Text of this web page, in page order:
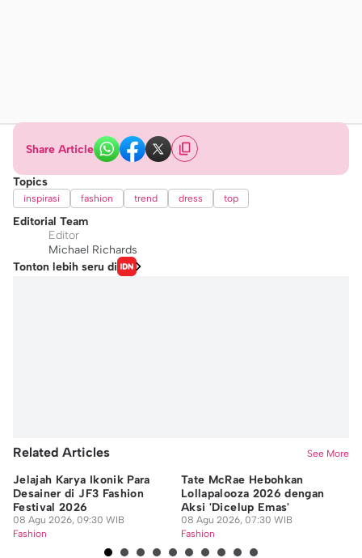
Share Article
Topics
inspirasi fashion trend dress top
Editorial Team
Editor
Michael Richards
Tonton lebih seru di
Related Articles See More
Jelajah Karya Ikonik Para
Desainer di JF3 Fashion
Festival 2026
08 Agu 2026, 09:30 WIB
Fashion
Tate McRae Hebohkan
Lollapalooza 2026 dengan
Aksi 'Dicelup Emas'
08 Agu 2026, 07:30 WIB
Fashion